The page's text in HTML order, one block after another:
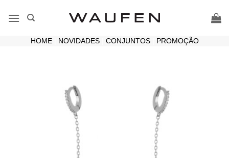
HOME| NOVIDADES| CONJUNTOS| PROMOÇÃO